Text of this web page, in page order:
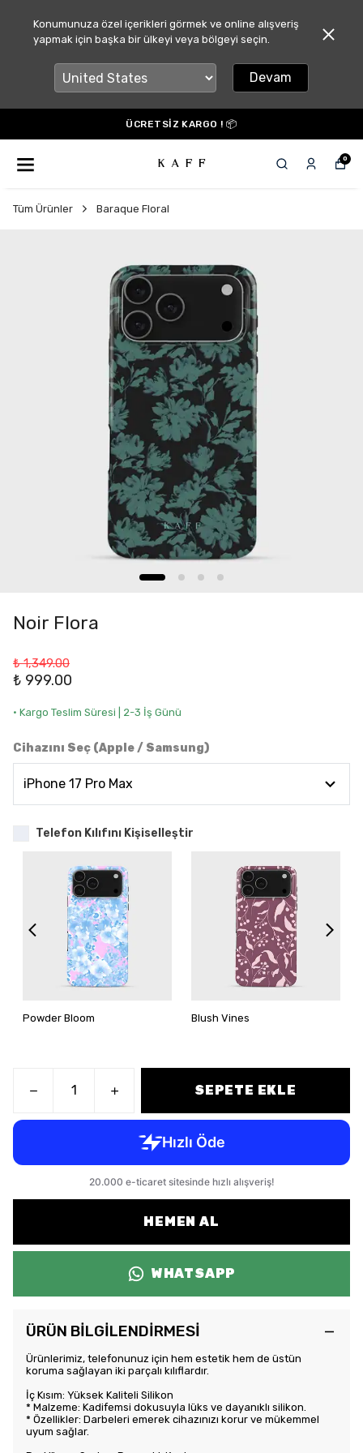
Konumunuza özel içerikleri görmek ve online alışveriş
yapmak için başka bir ülkeyi veya bölgeyi seçin.
Devam
ÜCRETSİZ KARGO ! 📦
0
Tüm Ürünler Baraque Floral
Noir Flora
₺ 1,349.00
₺ 999.00
• Kargo Teslim Süresi | 2-3 İş Günü
Cihazını Seç (Apple / Samsung)
Telefon Kılıfını Kişiselleştir
Powder Bloom Blush Vines
SEPETE EKLE
HEMEN AL
WHATSAPP
ÜRÜN BİLGİLENDİRMESİ
Ürünlerimiz, telefonunuz için hem estetik hem de üstün
koruma sağlayan iki parçalı kılıflardır.
İç Kısım: Yüksek Kaliteli Silikon
* Malzeme: Kadifemsi dokusuyla lüks ve dayanıklı silikon.
* Özellikler: Darbeleri emerek cihazınızı korur ve mükemmel
uyum sağlar.